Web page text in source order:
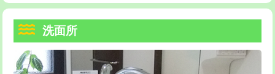
洗面台設置 38,500円
追加人工
廃棄・処分 現場見積
給水管工事※（保温材使用（バンド止
め込み）)
5,500円
給水管工事※（土の掘削・埋め戻し作
業)
11,000円
トーラー機使用/3mまで
追加トーラー機使用/3m超え +3,300円
洗面所